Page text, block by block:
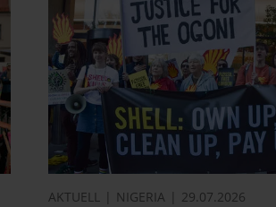
AKTUELL NIGERIA 29.07.2026